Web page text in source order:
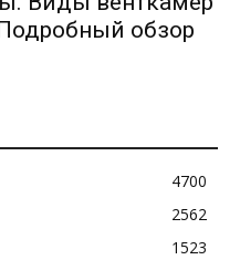
обзор
4700
2562
1523